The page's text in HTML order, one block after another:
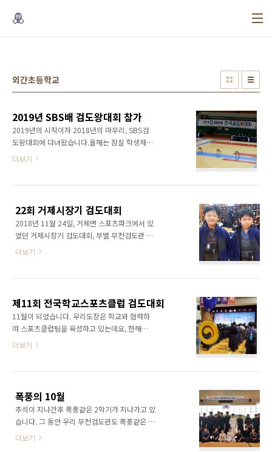
외간초등학교
2019년 SBS배 검도왕대회 참가
2019년의 시작이자 2018년의 마무리, SBS검
도왕대회에 다녀왔습니다.올해는 잠실 학생체육
관에서 2월 20일부터 21일까지 개최되었구요,
니다. 시작전 워밍업이 끝나고, 심판회의를 시작
합니다. 초등 2학년부터 수련한 건우의 초등부
마지막 시합입니다. 같이 거제초등학교로 출전
한 선인검도관 홍준서입니다. 건우랑은 유치원
요. 운명같은 결승전 만남을 상상해 봅니다. 창원
남자감독, 경남검도회 전무이사) 진해 선검당 8
단 김호근 ..
더보기
22회 거제시장기 검도대회
2018년 11월 24일, 거제면 스포츠파크에서 있
었던 거제시장기 검도대회, 부별 무천검도관 선
수들의 결과 입니다. 종목우승준우승3위유아부
우 박이룸여자 초등부 여자 중등부이수민김은서
최진남자 중등부 박이준, 김태영여자부 일반 단
외자부 일반 유단자부 운7, 기3 의 토너먼트에서
좋은 성적을 거두었는데요, 이번에 입상에 실패
년 봄을 기약하셔야겠습니다. 이번 시합을 마지
고 겨울방학 준비에 들어갑니다. 그러고 보니 전
체 단체사진을 한장도 못 찍었네요 ㅠ-ㅠ, ..
더보기
제11회 전국학교스포츠클럽 검도대회
11월이 되었습니다. 우리도장은 학교와 협력하
여 스포츠클럽팀을 육성하고 있는데요, 한해의
결실을 맺기위한 11회 전국 학교스포츠클럽검
전국대회에 네팀이 출전하게 되었습니다. 축제
장 같은 분위기의 시합장입니다. 거제초등학교
검도클럽은 여러번의 우승과 입상을 한적이 있
는데요, 작년엔 출전 조차 하지 못했었습니다. 올
더보기
폭풍의 10월
추석이 지나간후 폭풍같은 2학기가 지나가고 있
습니다. 그 동안 우리 무천검도관도 폭풍같은 시
간을 보내고 있는데요.지난 10월 13일 거제면
더보기